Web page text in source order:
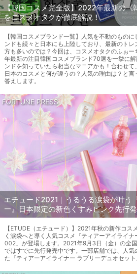
【韓国コスメ完全版】2022年最新の
をコスメオタクが徹底解説！
【韓国コスメブランド一覧】人気を不動のもの
ンドも続々と日本にも上陸しており、最新のトレ
方も多いのでは？今回は、コスメオタクのふぉ
年最新の注目韓国コスメブランド70選を一挙に
ンドを知っていたら相当なマニアかも！合わせて
日本のコスメと何が違うの？人気の理由は？と
答えします。
FORTUNE PRESS
エチュード2021｜うるうる涙袋が叶う
ー』日本限定の新色くすみピンク先行
【ETUDE（エチュード）】2021年秋の新作コス
く涙袋へと導く人気コスメ『ティアーアイライ
002」が登場します。2021年9月3日（金）の全
ではすでに先行発売中です。一部店舗では、人
た『ティアーアイライナー ラブリーデュオセット